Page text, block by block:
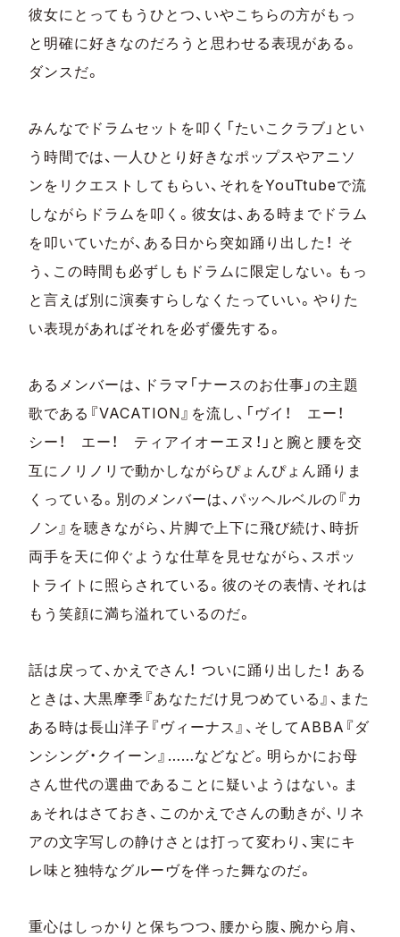
彼女にとってもうひとつ、いやこちらの方がもっ
と明確に好きなのだろうと思わせる表現がある。
ダンスだ。
みんなでドラムセットを叩く「たいこクラブ」とい
う時間では、一人ひとり好きなポップスやアニソ
ンをリクエストしてもらい、それをYouTtubeで流
しながらドラムを叩く。彼女は、ある時までドラム
を叩いていたが、ある日から突如踊り出した！ そ
う、この時間も必ずしもドラムに限定しない。もっ
と言えば別に演奏すらしなくたっていい。やりた
い表現があればそれを必ず優先する。
あるメンバーは、ドラマ「ナースのお仕事」の主題
歌である『VACATION』を流し、「ヴイ！ エー！
シー！ エー！ ティアイオーエヌ！」と腕と腰を交
互にノリノリで動かしながらぴょんぴょん踊りま
くっている。別のメンバーは、パッヘルベルの『カ
ノン』を聴きながら、片脚で上下に飛び続け、時折
両手を天に仰ぐような仕草を見せながら、スポッ
トライトに照らされている。彼のその表情、それは
もう笑顔に満ち溢れているのだ。
話は戻って、かえでさん！ ついに踊り出した！ ある
ときは、大黒摩季『あなただけ見つめている』、また
ある時は長山洋子『ヴィーナス』、そしてABBA『ダ
ンシング・クイーン』……などなど。明らかにお母
さん世代の選曲であることに疑いようはない。ま
ぁそれはさておき、このかえでさんの動きが、リネ
アの文字写しの静けさとは打って変わり、実にキ
レ味と独特なグルーヴを伴った舞なのだ。
重心はしっかりと保ちつつ、腰から腹、腕から肩、